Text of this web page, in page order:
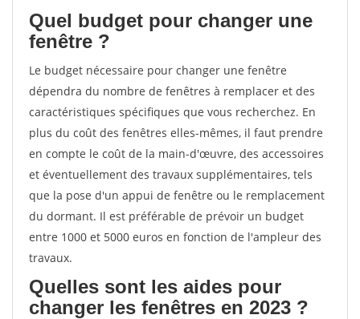
Quel budget pour changer une
fenêtre ?
Le budget nécessaire pour changer une fenêtre
dépendra du nombre de fenêtres à remplacer et des
caractéristiques spécifiques que vous recherchez. En
plus du coût des fenêtres elles-mêmes, il faut prendre
en compte le coût de la main-d'œuvre, des accessoires
et éventuellement des travaux supplémentaires, tels
que la pose d'un appui de fenêtre ou le remplacement
du dormant. Il est préférable de prévoir un budget
entre 1000 et 5000 euros en fonction de l'ampleur des
travaux.
Quelles sont les aides pour
changer les fenêtres en 2023 ?